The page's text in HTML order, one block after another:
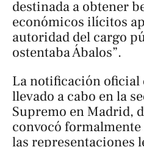
destinada a obtener
económicos ilícitos
autoridad del cargo
ostentaba Ábalos”.
La notificación oficial
llevado a cabo en la
Supremo en Madrid,
convocó formalmente
las representaciones